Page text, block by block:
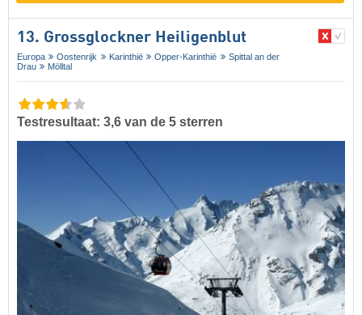
13. Grossglockner Heiligenblut
Europa Oostenrijk Karinthië Opper-Karinthië
Spittal an der
Drau
Mölltal
Testresultaat: 3,6 van de 5 sterren